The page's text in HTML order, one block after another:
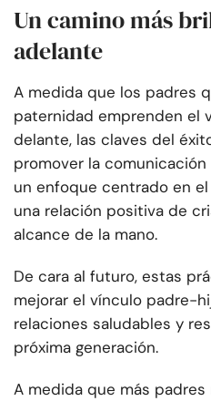
Un camino más
adelante
A medida que los padres
paternidad emprenden el
delante, las claves del
promover la
un enfoque centrado en
una relación positiva de
alcance de la mano.
De cara al futuro, estas
mejorar el vínculo padre-
relaciones saludables y
próxima generación.
A medida que más padres